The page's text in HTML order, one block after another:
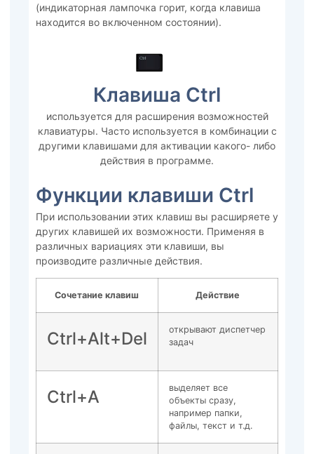
(индикаторная лампочка горит, когда клавиша
находится во включенном состоянии).
Клавиша Ctrl
используется для расширения возможностей
клавиатуры. Часто используется в комбинации с
другими клавишами для активации какого- либо
действия в программе.
Функции клавиши Ctrl
При использовании этих клавиш вы расширяете у
других клавишей их возможности. Применяя в
различных вариациях эти клавиши, вы
производите различные действия.
Сочетание клавиш Действие
Ctrl+Alt+Del
открывают диспетчер
задач
Ctrl+A
выделяет все
объекты сразу,
например папки,
файлы, текст и т.д.